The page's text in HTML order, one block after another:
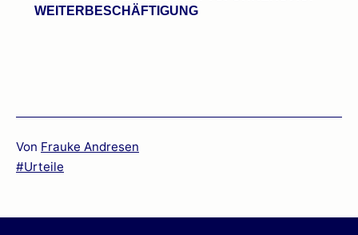
WEITERBESCHÄFTIGUNG
Von Frauke Andresen
Verschlagwortet
Urteile